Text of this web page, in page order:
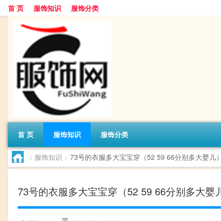
首 页 服饰知识 服饰分类
首 页 服饰知识 服饰分类
> 服饰知识 > 73号的衣服多大宝宝穿（52 59 66分别多大婴儿
73号的衣服多大宝宝穿（52 59 66分别多大婴